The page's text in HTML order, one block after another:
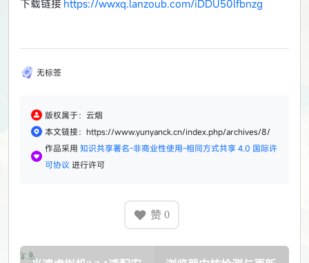
下载链接 https://wwxq.lanzoub.com/iDDU50lfbnzg
无标签
版权属于：云烟
本文链接：https://www.yunyanck.cn/index.php/archives/8/
作品采用 知识共享署名-非商业性使用-相同方式共享 4.0 国际许
可协议 进行许可
赞 0